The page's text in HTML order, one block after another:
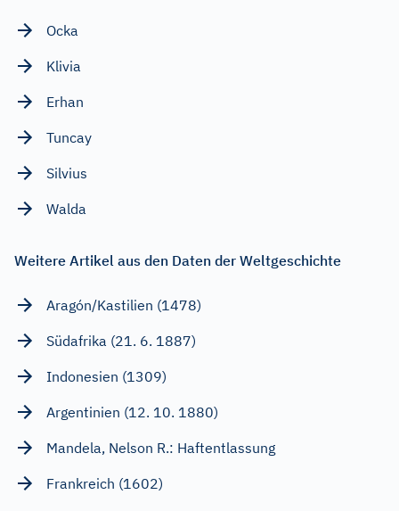
Ocka
Klivia
Erhan
Tuncay
Silvius
Walda
Weitere Artikel aus den Daten der Weltgeschichte
Aragón/Kastilien (1478)
Südafrika (21. 6. 1887)
Indonesien (1309)
Argentinien (12. 10. 1880)
Mandela, Nelson R.: Haftentlassung
Frankreich (1602)